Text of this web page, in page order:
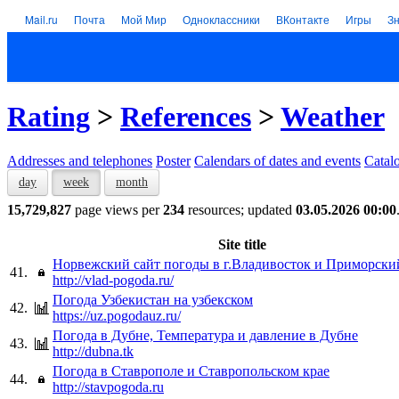
Mail.ru Почта Мой Мир Одноклассники ВКонтакте Игры
Rating > References > Weather
Addresses and telephones Poster Calendars of dates and events
day week month
15,729,827 page views per234 resources; updated 03.05.2026 00:00.
Site title
41.
Норвежский сайт погоды в г.Владивосток и
http://vlad-pogoda.ru/
42.
Погода Узбекистан на узбекском
https://uz.pogodauz.ru/
43.
Погода в Дубне, Температура и давление в Дубне
http://dubna.tk
44.
Погода в Ставрополе и Ставропольском крае
http://stavpogoda.ru